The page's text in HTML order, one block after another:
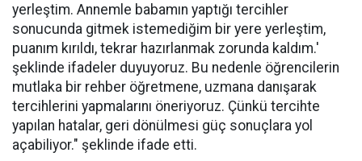
yerleştim. Annemle babamın yaptığı tercihler
sonucunda gitmek istemediğim bir yere yerleştim,
puanım kırıldı, tekrar hazırlanmak zorunda kaldım.'
şeklinde ifadeler duyuyoruz. Bu nedenle öğrencilerin
mutlaka bir rehber öğretmene, uzmana danışarak
tercihlerini yapmalarını öneriyoruz. Çünkü tercihte
yapılan hatalar, geri dönülmesi güç sonuçlara yol
açabiliyor." şeklinde ifade etti.